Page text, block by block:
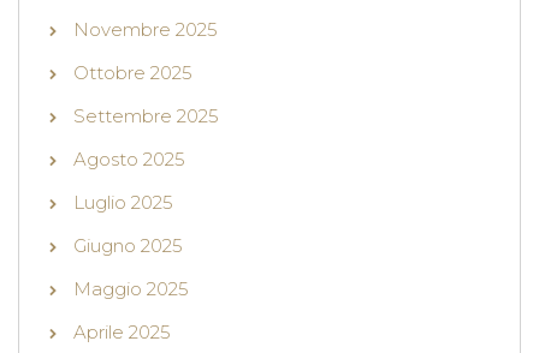
Novembre 2025
Ottobre 2025
Settembre 2025
Agosto 2025
Luglio 2025
Giugno 2025
Maggio 2025
Aprile 2025